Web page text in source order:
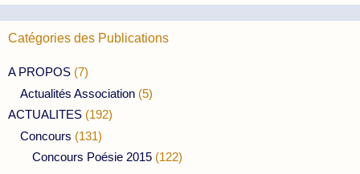
Catégories des Publications
A PROPOS (7)
Actualités Association (5)
ACTUALITES (192)
Concours (131)
Concours Poésie 2015 (122)